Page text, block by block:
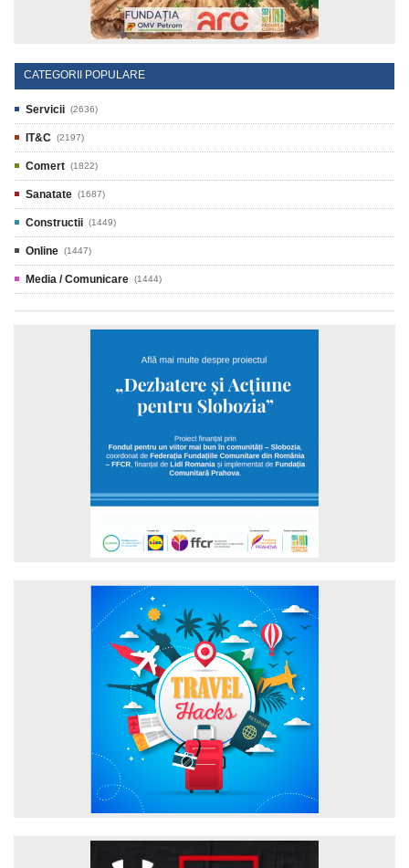
CATEGORII POPULARE
Servicii (2636)
IT&C (2197)
Comert (1822)
Sanatate (1687)
Constructii (1449)
Online (1447)
Media / Comunicare (1444)